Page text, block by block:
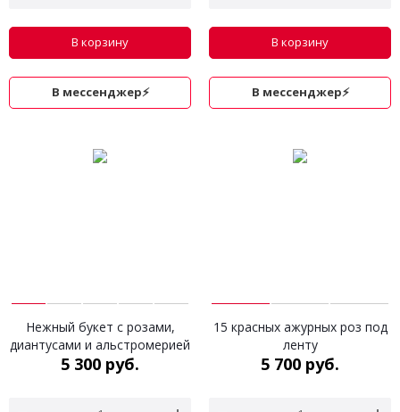
В корзину
В мессенджер⚡
В корзину
В мессенджер⚡
Нежный букет с розами,
диантусами и альстромерией
5 300 руб.
15 красных ажурных роз под
ленту
5 700 руб.